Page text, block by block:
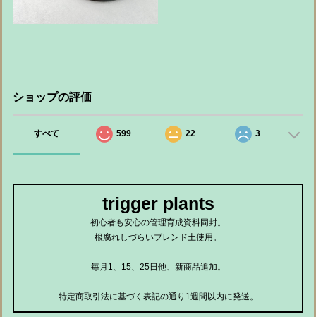
ショップの評価
すべて 599 22 3
trigger plants
初心者も安心の管理育成資料同封。
根腐れしづらいブレンド土使用。
毎月1、15、25日他、新商品追加。
特定商取引法に基づく表記の通り1週間以内に発送。